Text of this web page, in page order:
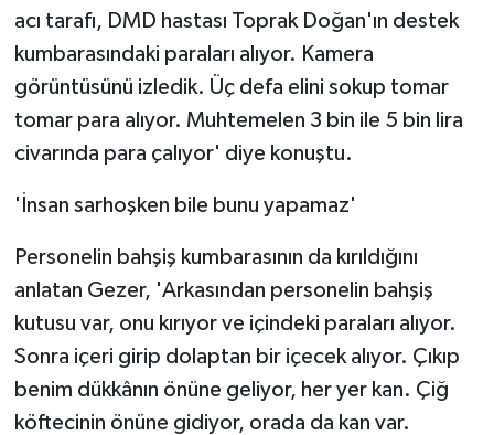
acı tarafı, DMD hastası Toprak Doğan'ın destek
kumbarasındaki paraları alıyor. Kamera
görüntüsünü izledik. Üç defa elini sokup tomar
tomar para alıyor. Muhtemelen 3 bin ile 5 bin lira
civarında para çalıyor' diye konuştu.
'İnsan sarhoşken bile bunu yapamaz'
Personelin bahşiş kumbarasının da kırıldığını
anlatan Gezer, 'Arkasından personelin bahşiş
kutusu var, onu kırıyor ve içindeki paraları alıyor.
Sonra içeri girip dolaptan bir içecek alıyor. Çıkıp
benim dükkânın önüne geliyor, her yer kan. Çiğ
köftecinin önüne gidiyor, orada da kan var.